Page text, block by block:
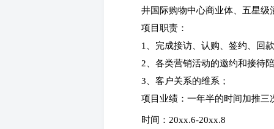
井国际购物中心商业体、五星
项目职责：
1、完成接访、认购、签约、回
2、各类营销活动的邀约和接待
3、客户关系的维系；
项目业绩：一年半的时间加推三
时间：20xx.6-20xx.8